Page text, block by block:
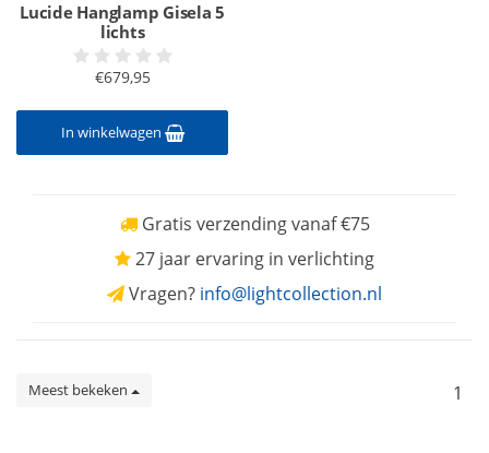
Lucide Hanglamp Gisela 5
lichts
€679,95
In winkelwagen
Gratis verzending vanaf €75
27 jaar ervaring in verlichting
Vragen? info@lightcollection.nl
Meest bekeken 1